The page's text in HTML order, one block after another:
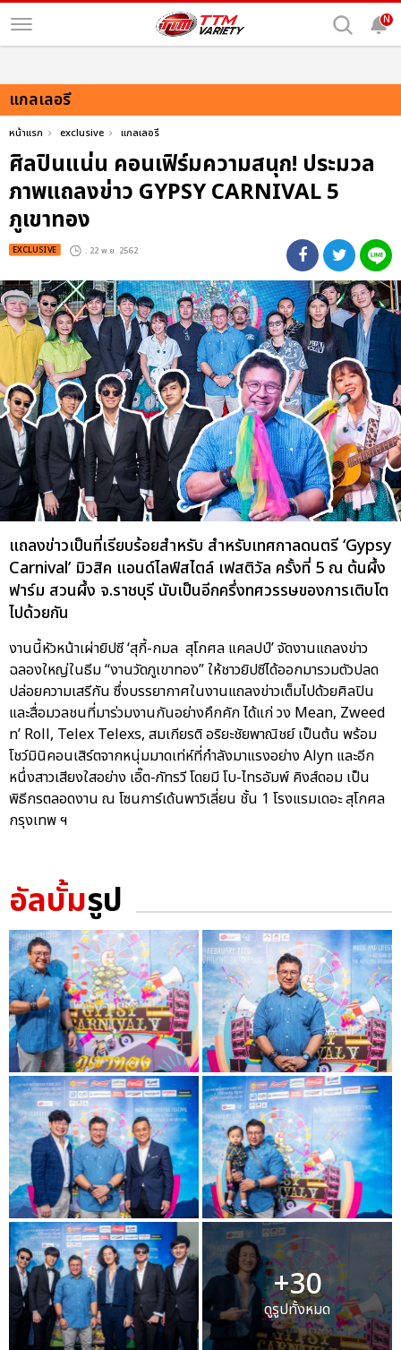
N
แกลเลอรี
หน้าแรก exclusive แกลเลอรี
ศิลปินแน่น คอนเฟิร์มความสนุก! ประมวล
ภาพแถลงข่าว GYPSY CARNIVAL 5
ภูเขาทอง
EXCLUSIVE : 22 พ.ย. 2562
แถลงข่าวเป็นที่เรียบร้อยสำหรับ สำหรับเทศกาลดนตรี ‘Gypsy
Carnival’ มิวสิค แอนด์ไลฟ์สไตล์ เฟสติวัล ครั้งที่ 5 ณ ต้นผึ้ง
ฟาร์ม สวนผึ้ง จ.ราชบุรี นับเป็นอีกครึ่งทศวรรษของการเติบโต
ไปด้วยกัน
งานนี้หัวหน้าเผ่ายิปซี ‘สุกี้-กมล สุโกศล แคลปป์’ จัดงานแถลงข่าว
ฉลองใหญ่ในธีม “งานวัดภูเขาทอง” ให้ชาวยิปซีได้ออกมารวมตัวปลด
ปล่อยความเสรีกัน ซึ่งบรรยากาศในงานแถลงข่าวเต็มไปด้วยศิลปิน
และสื่อมวลชนที่มาร่วมงานกันอย่างคึกคัก ได้แก่ วง Mean, Zweed
n’ Roll, Telex Telexs, สมเกียรติ อริยะชัยพาณิชย์ เป็นต้น พร้อม
โชว์มินิคอนเสิร์ตจากหนุ่มมาดเท่ห์ที่กำลังมาแรงอย่าง Alyn และอีก
หนึ่งสาวเสียงใสอย่าง เอิ๊ต-ภัทรวี โดยมี โบ-ไทรอัมพ์ คิงส์ดอม เป็น
พิธีกรตลอดงาน ณ โซนการ์เด้นพาวิเลี่ยน ชั้น 1 โรงแรมเดอะ สุโกศล
กรุงเทพ ฯ
อัลบั้มรูป
+30
ดูรูปทั้งหมด